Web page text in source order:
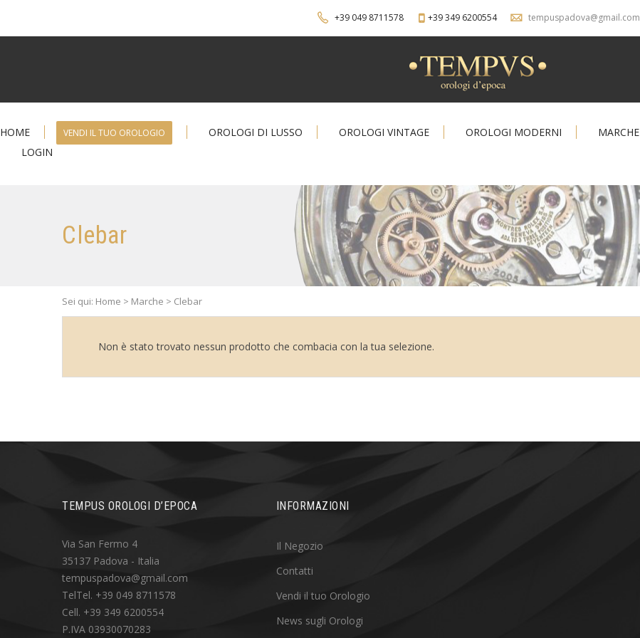
+39 049 8711578 +39 349 6200554 tempuspadova@gmail.com
HOME VENDI IL TUO OROLOGIO OROLOGI DI LUSSO OROLOGI VINTAGE OROLOGI MODERNI MARCHE
LOGIN
Clebar
Sei qui: Home > Marche > Clebar
Non è stato trovato nessun prodotto che combacia con la tua selezione.
TEMPUS OROLOGI D’EPOCA
Via San Fermo 4
35137 Padova - Italia
tempuspadova@gmail.com
TelTel. +39 049 8711578
Cell. +39 349 6200554
P.IVA 03930070283
INFORMAZIONI
Il Negozio
Contatti
Vendi il tuo Orologio
News sugli Orologi